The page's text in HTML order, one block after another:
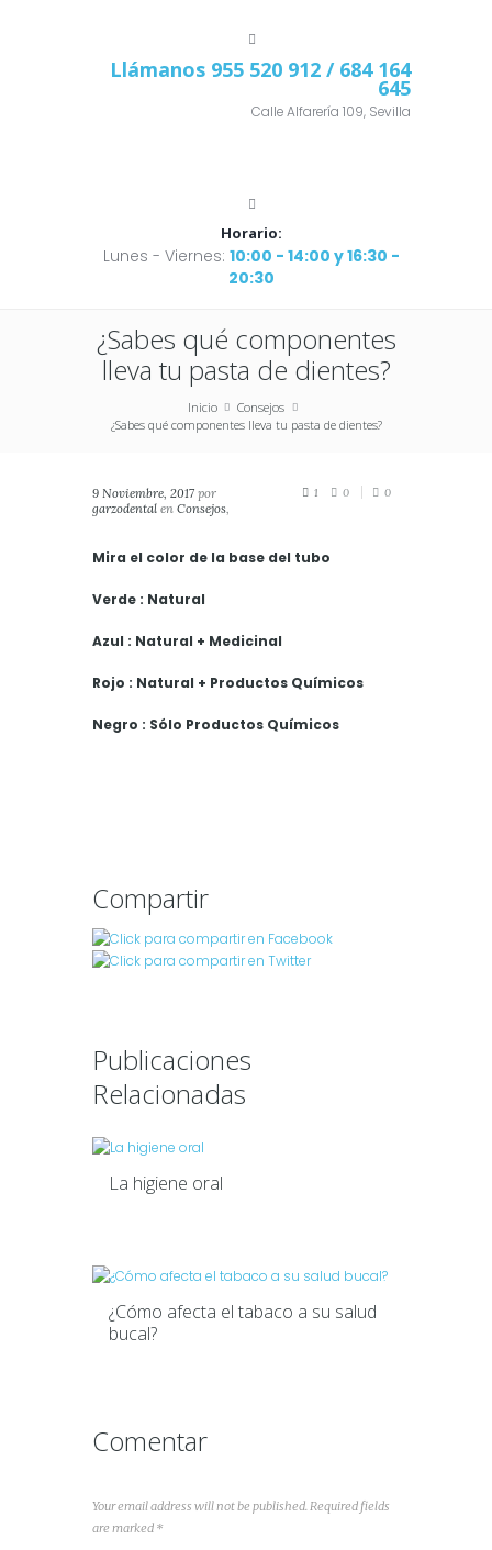
Llámanos 955 520 912 / 684 164
645
Calle Alfarería 109, Sevilla
Horario:
Lunes - Viernes: 10:00 - 14:00 y 16:30 -
20:30
¿Sabes qué componentes
lleva tu pasta de dientes?
Inicio
Consejos
¿Sabes qué componentes lleva tu pasta de dientes?
9 Noviembre, 2017 por
garzodental en Consejos
1 0 0
Mira el color de la base del tubo
Verde : Natural
Azul : Natural + Medicinal
Rojo : Natural + Productos Químicos
Negro : Sólo Productos Químicos
Compartir
Publicaciones
Relacionadas
La higiene oral
¿Cómo afecta el tabaco a su salud
bucal?
Comentar
Your email address will not be published. Required fields
are marked *